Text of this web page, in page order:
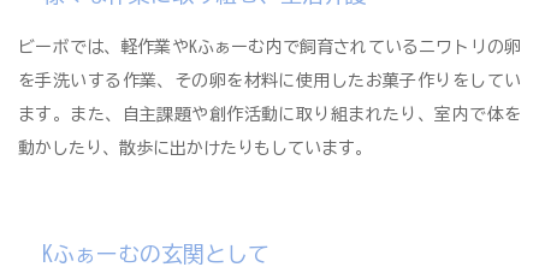
ビーボでは、軽作業やKふぁーむ内で飼育されているニワトリの卵
を手洗いする作業、その卵を材料に使用したお菓子作りをしてい
ます。また、自主課題や創作活動に取り組まれたり、室内で体を
動かしたり、散歩に出かけたりもしています。
Kふぁーむの玄関として